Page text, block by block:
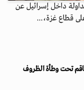
الأرقام المتداولة داخل إسرائيل عن
قطاع غزة،...
تحت وطأة الظروف